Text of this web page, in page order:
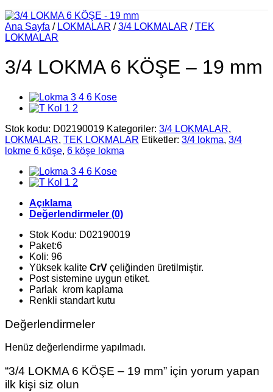
Ana Sayfa / LOKMALAR / 3/4 LOKMALAR / TEK
LOKMALAR
3/4 LOKMA 6 KÖŞE – 19 mm
Stok kodu: D02190019 Kategoriler: 3/4 LOKMALAR,
LOKMALAR, TEK LOKMALAR Etiketler: 3/4 lokma, 3/4
lokme 6 köşe, 6 köşe lokma
Açıklama
Değerlendirmeler (0)
Stok Kodu: D02190019
Paket:6
Koli: 96
Yüksek kalite CrV çeliğinden üretilmiştir.
Post sistemine uygun etiket.
Parlak krom kaplama
Renkli standart kutu
Değerlendirmeler
Henüz değerlendirme yapılmadı.
“3/4 LOKMA 6 KÖŞE – 19 mm” için yorum yapan
ilk kişi siz olun